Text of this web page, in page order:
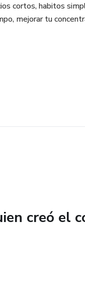
cortos, habitos
mejorar tu
creó el